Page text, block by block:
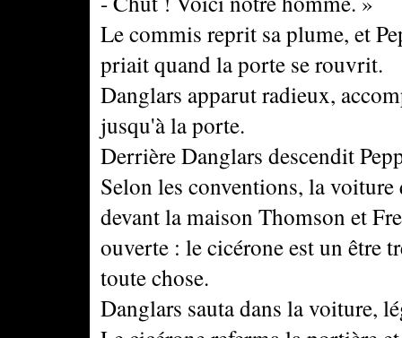
Le commis reprit sa plume, et
priait quand la porte se rouvrit.
Danglars apparut radieux,
jusqu'à la porte.
Derrière Danglars descendit
Selon les conventions, la
devant la maison Thomson et
ouverte : le cicérone est un être
toute chose.
Danglars sauta dans la voiture,